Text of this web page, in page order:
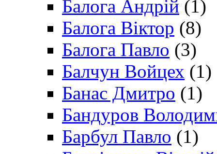
Балога Андрій (1)
Балога Віктор (8)
Балога Павло (3)
Балчун Войцех (1)
Банас Дмитро (1)
Бандуров
Барбул Павло (1)